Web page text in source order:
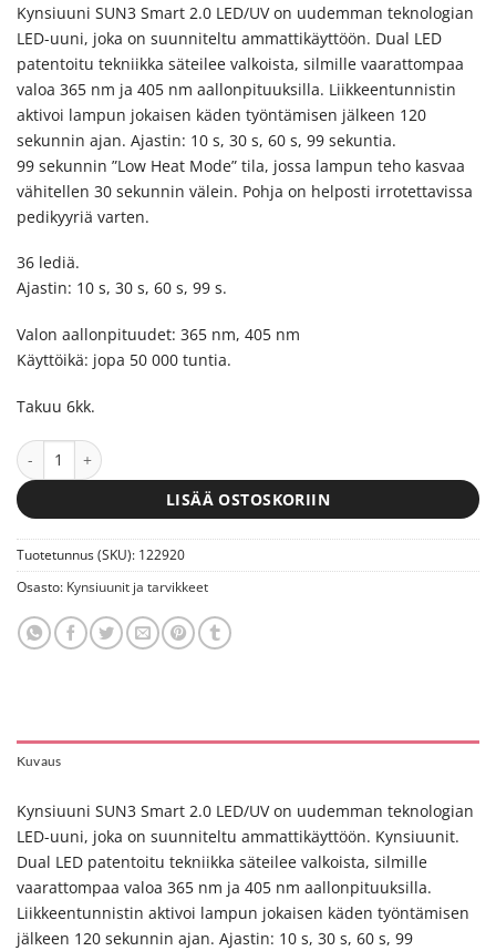
Kynsiuuni SUN3 Smart 2.0 LED/UV on uudemman teknologian
LED-uuni, joka on suunniteltu ammattikäyttöön. Dual LED
patentoitu tekniikka säteilee valkoista, silmille vaarattompaa
valoa 365 nm ja 405 nm aallonpituuksilla. Liikkeentunnistin
aktivoi lampun jokaisen käden työntämisen jälkeen 120
sekunnin ajan. Ajastin: 10 s, 30 s, 60 s, 99 sekuntia.
99 sekunnin ”Low Heat Mode” tila, jossa lampun teho kasvaa
vähitellen 30 sekunnin välein. Pohja on helposti irrotettavissa
pedikyyriä varten.
36 lediä.
Ajastin: 10 s, 30 s, 60 s, 99 s.
Valon aallonpituudet: 365 nm, 405 nm
Käyttöikä: jopa 50 000 tuntia.
Takuu 6kk.
Kynsiuuni SUN3 Smart 2.0 LED/UV määrä
LISÄÄ OSTOSKORIIN
Tuotetunnus (SKU): 122920
Osasto: Kynsiuunit ja tarvikkeet
Kuvaus
Kynsiuuni SUN3 Smart 2.0 LED/UV on uudemman teknologian
LED-uuni, joka on suunniteltu ammattikäyttöön. Kynsiuunit.
Dual LED patentoitu tekniikka säteilee valkoista, silmille
vaarattompaa valoa 365 nm ja 405 nm aallonpituuksilla.
Liikkeentunnistin aktivoi lampun jokaisen käden työntämisen
jälkeen 120 sekunnin ajan. Ajastin: 10 s, 30 s, 60 s, 99